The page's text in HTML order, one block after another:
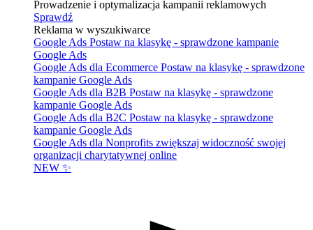
Prowadzenie i optymalizacja kampanii reklamowych
Sprawdź
Reklama w wyszukiwarce
Google Ads Postaw na klasykę - sprawdzone kampanie
Google Ads
Google Ads dla Ecommerce Postaw na klasykę - sprawdzone
kampanie Google Ads
Google Ads dla B2B Postaw na klasykę - sprawdzone
kampanie Google Ads
Google Ads dla B2C Postaw na klasykę - sprawdzone
kampanie Google Ads
Google Ads dla Nonprofits zwiększaj widoczność swojej
organizacji charytatywnej online
NEW ✨